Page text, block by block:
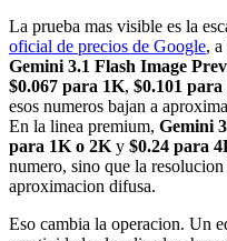
La prueba mas visible es la
oficial de precios de Google,
Gemini 3.1 Flash Image
$0.067 para 1K, $0.101
esos numeros bajan a
En la linea premium, Gemini
para 1K o 2K y $0.24 para
numero, sino que la
aproximacion difusa.
Eso cambia la operacion. Un